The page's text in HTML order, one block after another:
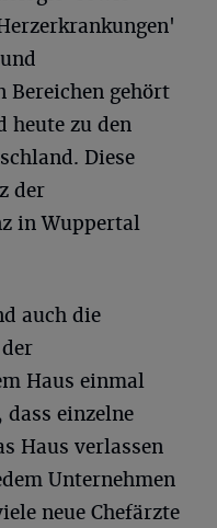
Bereichen gehört
heute zu den
Diese
der
in Wuppertal
auch die
Haus einmal
einzelne
Haus verlassen
Unternehmen
neue Chefärzte